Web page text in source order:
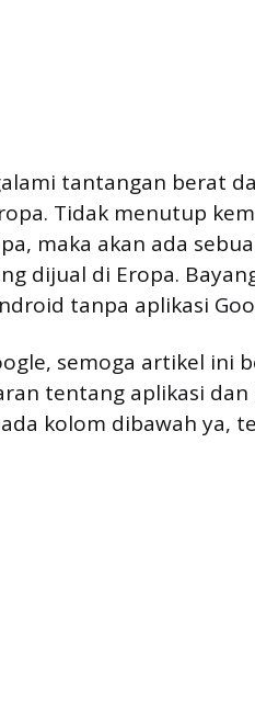
tantangan berat
Tidak menutup
maka akan ada
dijual di Eropa.
tanpa aplikasi
semoga artikel ini
tentang aplikasi
kolom dibawah ya,